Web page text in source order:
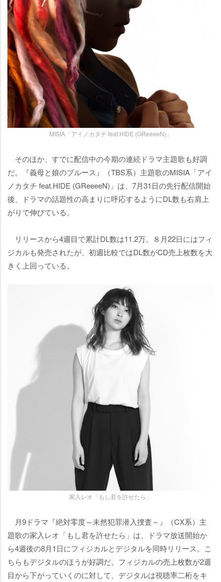
MISIA「アイノカタチ feat.HIDE (GReeeeN)」
そのほか、すでに配信中の今期の連続ドラマ主題歌も好調
だ。『義母と娘のブルース』（TBS系）主題歌のMISIA「アイ
ノカタチ feat.HIDE (GReeeeN)」は、7月31日の先行配信開始
後、ドラマの話題性の高まりに呼応するようにDL数も右肩上
がりで伸びている。
リリースから4週目で累計DL数は11.2万。８月22日にはフィ
ジカルも発売されたが、初週比較ではDL数がCD売上枚数を大
きく上回っている。
家入レオ「もし君を許せたら」
月9ドラマ『絶対零度～未然犯罪潜入捜査～』（CX系）主
題歌の家入レオ「もし君を許せたら」は、ドラマ放送開始か
ら4週後の8月1日にフィジカルとデジタルを同時リリース。こ
ちらもデジタルのほうが好調だ。フィジカルの売上枚数が2週
目から下がっていくのに対して、デジタルは視聴率二桁をキ